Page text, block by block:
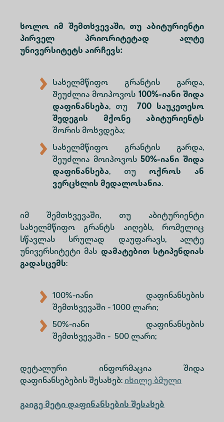
ხოლო იმ შემთხვევაში, თუ აბიტურიენტი
პირველ პრიორიტეტად ალტე
უნივერსიტეტს აირჩევს:
Სახელმწიფო გრანტის გარდა,
Შეუძლია მოიპოვოს 100%-იანი შიდა
დაფინანსება, თუ 700 საუკეთესო
შედეგის მქონე აბიტურიენტს
შორის მოხვდება;
Სახელმწიფო გრანტის გარდა,
შეუძლია მოიპოვოს50%-იანი შიდა
დაფინანსება, თუოქროს ან
ვერცხლის მედალოსანია.
იმ შემთხვევაში, თუ აბიტურიენტი
სახელმწიფო გრანტს აიღებს, რომელიც
სწავლას სრულად დაუფარავს, ალტე
უნივერსიტეტი მას დამატებით სტიპენდიას
გადასცემს:
100%-იანი დაფინანსების
შემთხვევაში - 1000 ლარი;
50%-იანი დაფინანსების
შემთხვევაში - 500 ლარი;
დეტალური ინფორმაცია შიდა
დაფინანსებების შესახებ: იხილე ბმული
გაიგე მეტი დაფინანსების შესახებ